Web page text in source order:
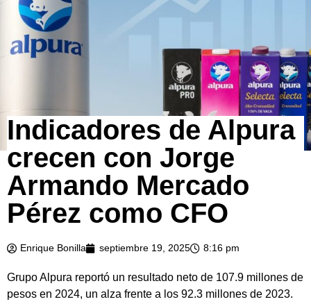
Indicadores de Alpura
crecen con Jorge
Armando Mercado
Pérez como CFO
Enrique Bonilla septiembre 19, 2025 8:16 pm
Grupo Alpura reportó un resultado neto de 107.9 millones de
pesos en 2024, un alza frente a los 92.3 millones de 2023.